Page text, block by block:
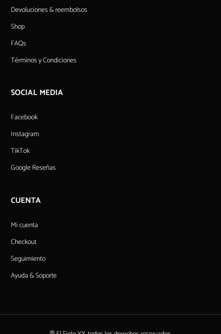
Devoluciones & reembolsos
Shop
FAQs
Términos y Condiciones
SOCIAL MEDIA
Facebook
Instagram
TikTok
Google Reseñas
CUENTA
Mi cuenta
Checkout
Seguimiento
Ayuda & Soporte